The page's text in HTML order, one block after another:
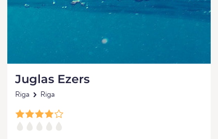
Juglas Ezers
Riga Riga